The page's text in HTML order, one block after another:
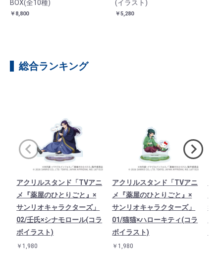
BOX(全10種)
￥8,800
(イラスト)
￥5,280
総合ランキング
アクリルスタンド「TVアニ
メ『薬屋のひとりごと』×
サンリオキャラクターズ」
02/壬氏×シナモロール(コラ
ボイラスト)
￥1,980
アクリルスタンド「TVアニ
メ『薬屋のひとりごと』×
サンリオキャラクターズ」
01/猫猫×ハローキティ(コラ
ボイラスト)
￥1,980
×サ